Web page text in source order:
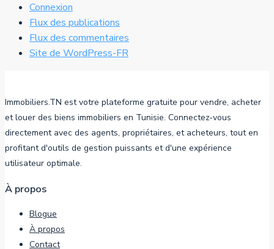
Connexion
Flux des publications
Flux des commentaires
Site de WordPress-FR
Immobiliers.TN est votre plateforme gratuite pour vendre, acheter
et louer des biens immobiliers en Tunisie. Connectez-vous
directement avec des agents, propriétaires, et acheteurs, tout en
profitant d'outils de gestion puissants et d'une expérience
utilisateur optimale.
À propos
Blogue
À propos
Contact